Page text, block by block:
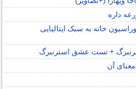
داره
خانه به سبک ایتالیایی
+ تست عشق استرنبرگ
آن